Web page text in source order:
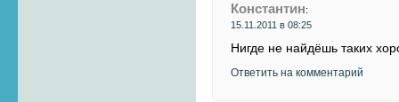
Константин:
15.11.2011 в 08:25
Нигде не найдёшь таких
Ответить на комментарий